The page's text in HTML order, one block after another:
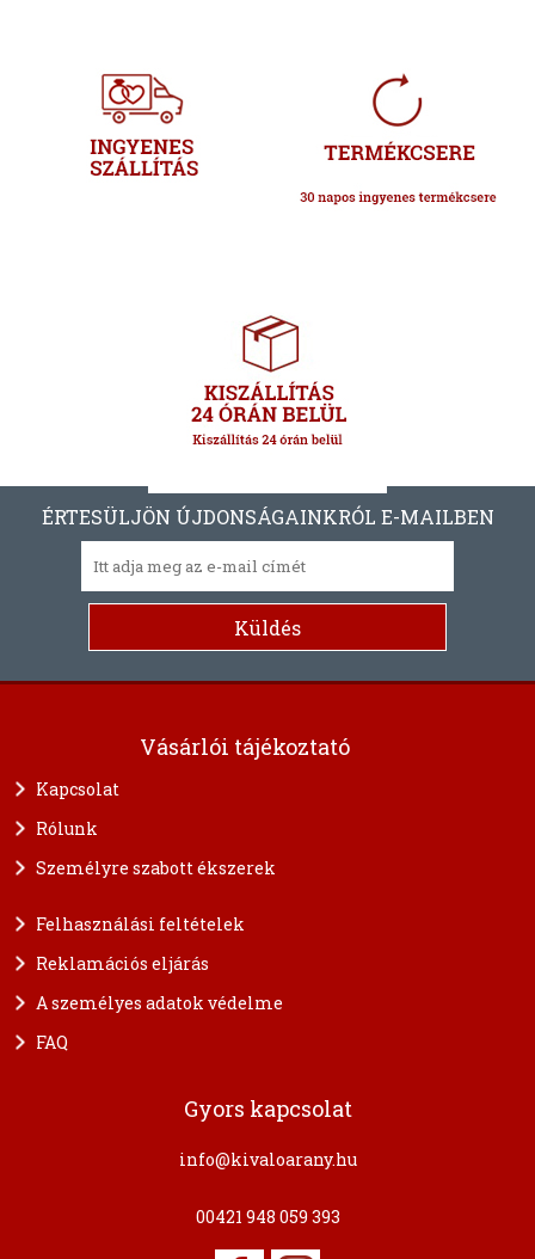
ÉRTESÜLJÖN ÚJDONSÁGAINKRÓL E-MAILBEN
Vásárlói tájékoztató
Kapcsolat
Rólunk
Személyre szabott ékszerek
Felhasználási feltételek
Reklamációs eljárás
A személyes adatok védelme
FAQ
Gyors kapcsolat
info@kivaloarany.hu
00421 948 059 393